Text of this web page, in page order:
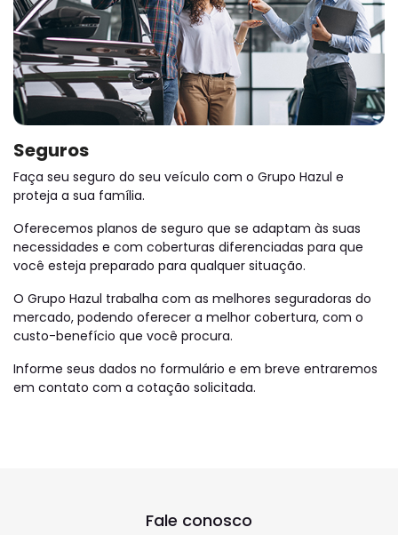
Seguros
Faça seu seguro do seu veículo com o Grupo Hazul e
proteja a sua família.
Oferecemos planos de seguro que se adaptam às suas
necessidades e com coberturas diferenciadas para que
você esteja preparado para qualquer situação.
O Grupo Hazul trabalha com as melhores seguradoras do
mercado, podendo oferecer a melhor cobertura, com o
custo-benefício que você procura.
Informe seus dados no formulário e em breve entraremos
em contato com a cotação solicitada.
Fale conosco